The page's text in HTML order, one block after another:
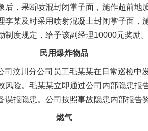
后，果断喷混封闭掌子面，施作超前地
某及时采用喷射混凝土封闭掌子面，
度规定，给予该副经理10000元奖励。
民用爆炸物品
川分公司员工毛某某在日常巡检中发
险。毛某某立即通过公司内部隐患报
报隐患。公司按照事故隐患内部报告
燃气